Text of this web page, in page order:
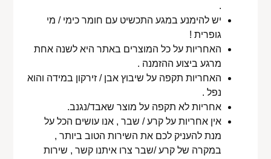
.
יש להימנע במגע התכשיט עם חומר כימי / מי
גופרית !
האחריות על כל המוצרים באתר היא לשנה אחת
מרגע ביצוע ההזמנה .
האחריות תקפה על שיבוץ אבן / זירקון במידה והוא
נפל .
אחריות לא תקפה על מוצר שאבד/נגנב.
אין אחריות על קרע / שבר , אנו עושים הכל על
מנת להעניק לכם את השירות הטוב ביותר ,
במקרה של קרע /שבר צרו איתנו קשר , שירות